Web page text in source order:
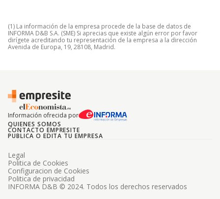
(1) La información de la empresa procede de la base de datos de
INFORMA D&B S.A. (SME) Si aprecias que existe algún error por favor
dirígete acreditando tu representación de la empresa a la dirección
Avenida de Europa, 19, 28108, Madrid.
Información ofrecida por
QUIENES SOMOS
CONTACTO EMPRESITE
PUBLICA O EDITA TU EMPRESA
INFORMA D&B © 2024. Todos los derechos reservados
Legal
Politica de Cookies
Configuracion de Cookies
Politica de privacidad